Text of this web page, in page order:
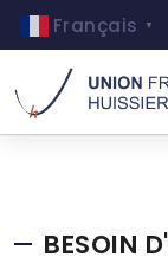
Français ▼
BESOIN